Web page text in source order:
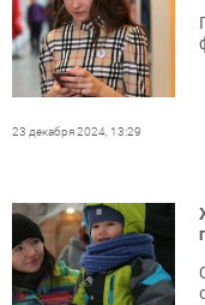
23 декабря 2024, 13:29